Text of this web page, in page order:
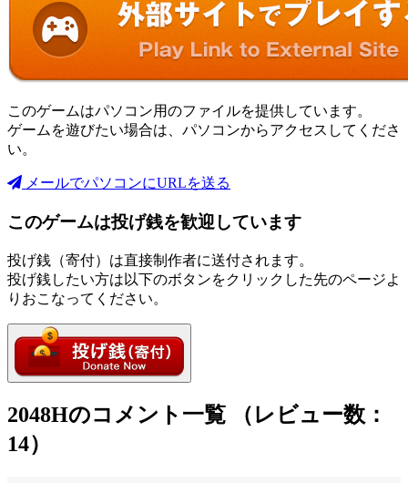
このゲームはパソコン用のファイルを提供しています。
ゲームを遊びたい場合は、パソコンからアクセスしてくださ
い。
メールでパソコンにURLを送る
このゲームは投げ銭を歓迎しています
投げ銭（寄付）は直接制作者に送付されます。
投げ銭したい方は以下のボタンをクリックした先のページよ
りおこなってください。
2048Hのコメント一覧 （レビュー数：
14）